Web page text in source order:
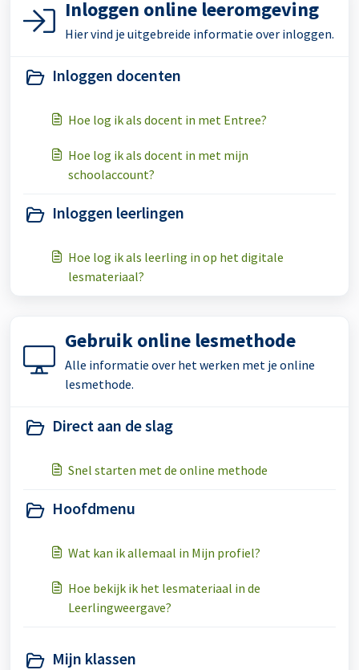
Inloggen online leeromgeving
Hier vind je uitgebreide informatie over inloggen.
Inloggen docenten
Hoe log ik als docent in met Entree?
Hoe log ik als docent in met mijn
schoolaccount?
Inloggen leerlingen
Hoe log ik als leerling in op het digitale
lesmateriaal?
Gebruik online lesmethode
Alle informatie over het werken met je online
lesmethode.
Direct aan de slag
Snel starten met de online methode
Hoofdmenu
Wat kan ik allemaal in Mijn profiel?
Hoe bekijk ik het lesmateriaal in de
Leerlingweergave?
Mijn klassen